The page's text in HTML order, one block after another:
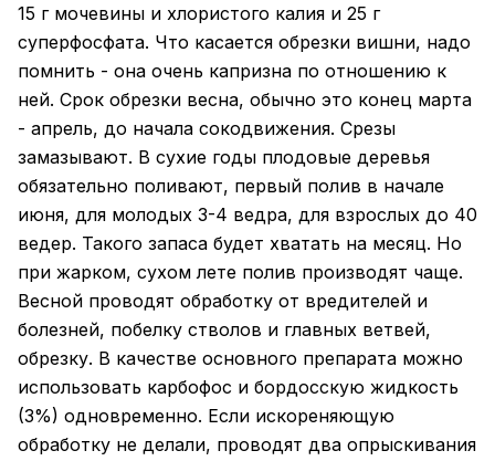
15 г мочевины и хлористого калия и 25 г
суперфосфата. Что касается обрезки вишни, надо
помнить - она очень капризна по отношению к
ней. Срок обрезки весна, обычно это конец марта
- апрель, до начала сокодвижения. Срезы
замазывают. В сухие годы плодовые деревья
обязательно поливают, первый полив в начале
июня, для молодых 3-4 ведра, для взрослых до 40
ведер. Такого запаса будет хватать на месяц. Но
при жарком, сухом лете полив производят чаще.
Весной проводят обработку от вредителей и
болезней, побелку стволов и главных ветвей,
обрезку. В качестве основного препарата можно
использовать карбофос и бордосскую жидкость
(3%) одновременно. Если искореняющую
обработку не делали, проводят два опрыскивания